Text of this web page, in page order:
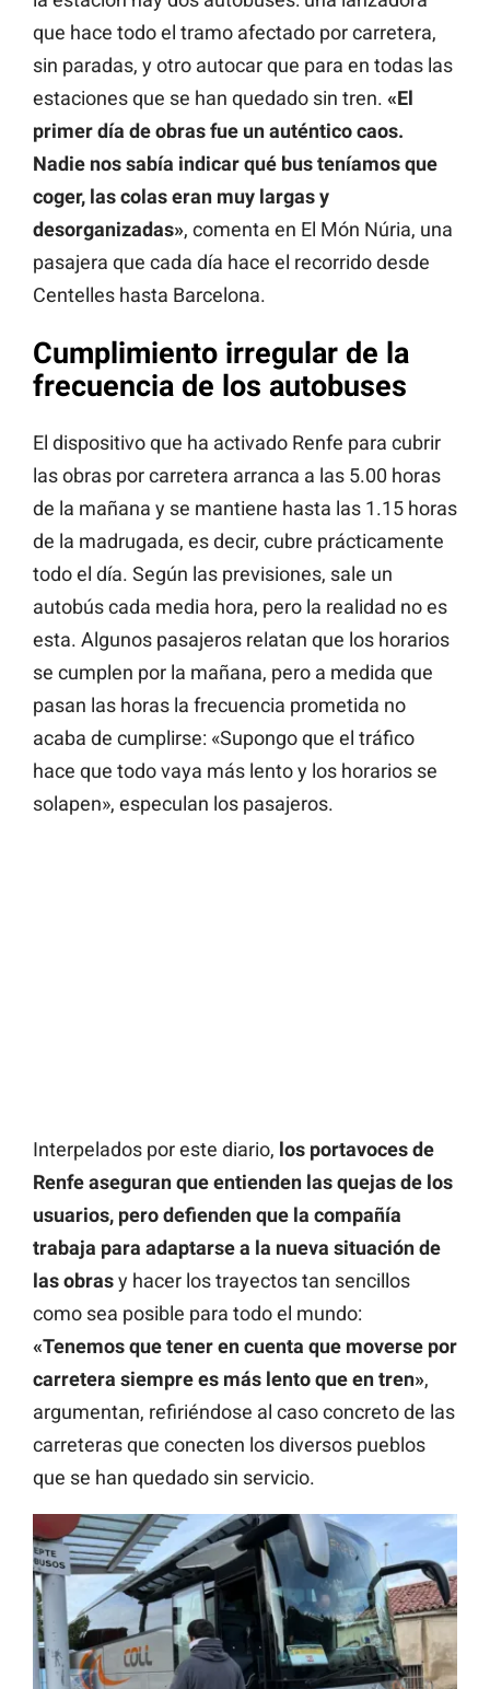
que hace todo el tramo afectado por carretera,
sin paradas, y otro autocar que para en todas las
estaciones que se han quedado sin tren. «El
primer día de obras fue un auténtico caos.
Nadie nos sabía indicar qué bus teníamos que
coger, las colas eran muy largas y
desorganizadas», comenta en El Món Núria, una
pasajera que cada día hace el recorrido desde
Centelles hasta Barcelona.
Cumplimiento irregular de la
frecuencia de los autobuses
El dispositivo que ha activado Renfe para cubrir
las obras por carretera arranca a las 5.00 horas
de la mañana y se mantiene hasta las 1.15 horas
de la madrugada, es decir, cubre prácticamente
todo el día. Según las previsiones, sale un
autobús cada media hora, pero la realidad no es
esta. Algunos pasajeros relatan que los horarios
se cumplen por la mañana, pero a medida que
pasan las horas la frecuencia prometida no
acaba de cumplirse: «Supongo que el tráfico
hace que todo vaya más lento y los horarios se
solapen», especulan los pasajeros.
Interpelados por este diario, los portavoces de
Renfe aseguran que entienden las quejas de los
usuarios, pero defienden que la compañía
trabaja para adaptarse a la nueva situación de
las obrasy hacer los trayectos tan sencillos
como sea posible para todo el mundo:
«Tenemos que tener en cuenta que moverse por
carretera siempre es más lento que en tren»,
argumentan, refiriéndose al caso concreto de las
carreteras que conecten los diversos pueblos
que se han quedado sin servicio.